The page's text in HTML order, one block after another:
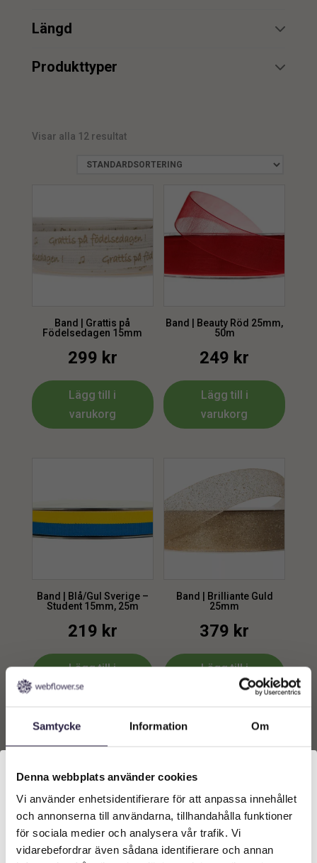
Samtycke Information Om
Denna webbplats använder cookies
Vi använder enhetsidentifierare för att anpassa innehållet
och annonserna till användarna, tillhandahålla funktioner
för sociala medier och analysera vår trafik. Vi
vidarebefordrar även sådana identifierare och annan
min.
Längd
min.
min.
Produkttyper
Presentband/bandstrimlare
Visar alla 12 resultat
Band | Grattis på
Födelsedagen 15mm
299 kr
Lägg till i
varukorg
Band | Beauty Röd 25mm,
50m
249 kr
Lägg till i
varukorg
Band | Blå/Gul Sverige –
Student 15mm, 25m
219 kr
Lägg till i
varukorg
Band | Brilliante Guld
25mm
379 kr
Lägg till i
varukorg
Välkommen till Webflower
Vilken typ av kund är du? Du kan alltid justera ditt val
längst upp på sidan.